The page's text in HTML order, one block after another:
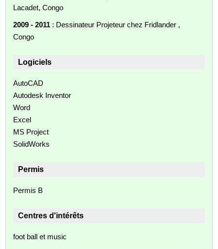
Lacadet, Congo
2009 - 2011 : Dessinateur Projeteur chez Fridlander ,
Congo
Logiciels
AutoCAD
Autodesk Inventor
Word
Excel
MS Project
SolidWorks
Permis
Permis B
Centres d'intérêts
foot ball et music